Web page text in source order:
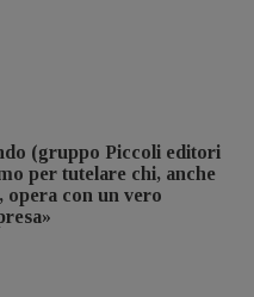
(gruppo Piccoli editori
per tutelare chi, anche
opera con un vero